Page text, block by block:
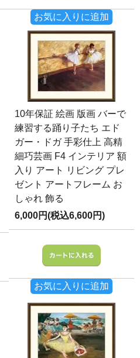
お気に入りに追加
10年保証 絵画 版画 バーで
練習する踊り子たち エド
ガー・ドガ 手彩仕上 高精
細巧芸画 F4 インテリア 額
入り アート リビング プレ
ゼント アートフレーム お
しゃれ 飾る
6,000円(税込6,600円)
お気に入りに追加